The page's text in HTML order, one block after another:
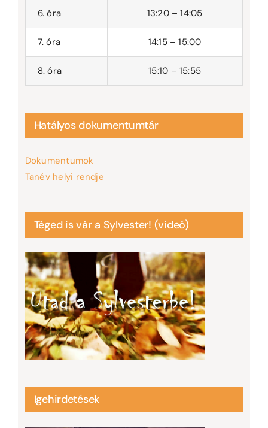
6. óra 13:20 – 14:05
7. óra 14:15 – 15:00
8. óra 15:10 – 15:55
Hatályos dokumentumtár
Dokumentumok
Tanév helyi rendje
Téged is vár a Sylvester! (videó)
Igehirdetések